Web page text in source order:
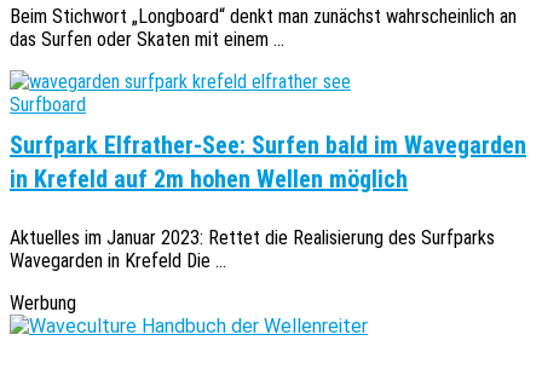
Beim Stichwort „Longboard“ denkt man zunächst wahrscheinlich an
das Surfen oder Skaten mit einem ...
Surfboard
Surfpark Elfrather-See: Surfen bald im Wavegarden
in Krefeld auf 2m hohen Wellen möglich
Aktuelles im Januar 2023: Rettet die Realisierung des Surfparks
Wavegarden in Krefeld Die ...
Werbung